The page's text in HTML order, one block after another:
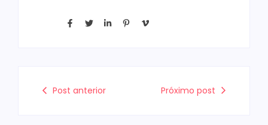
Post anterior Próximo post